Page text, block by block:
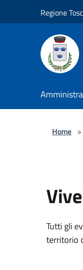
Regione
Home >
Tutti gli
territorio